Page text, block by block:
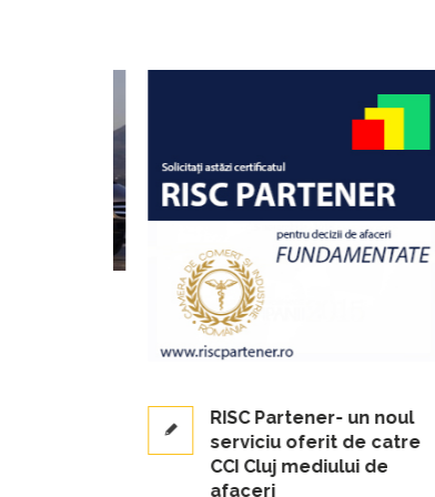
RISC Partener- un noul
serviciu oferit de catre
CCI Cluj mediului de
afaceri